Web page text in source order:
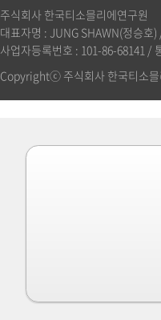
주식회사 한국티소믈리에연구원
대표자명 : JUNG SHAWN(정승
사업자등록번호 : 101-86-68141 /
Copyrightⓒ 주식회사 한국티소